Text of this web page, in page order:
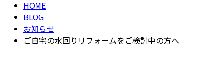
HOME
BLOG
お知らせ
ご自宅の水回りリフォームをご検討中の方へ